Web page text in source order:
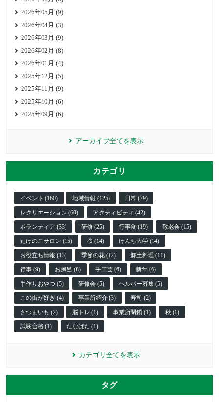
2026年05月 (9)
2026年04月 (3)
2026年03月 (9)
2026年02月 (8)
2026年01月 (4)
2025年12月 (5)
2025年11月 (9)
2025年10月 (6)
2025年09月 (6)
アーカイブ全てを表示
カテゴリ
イベント (160) 地域情報 (125) 日常 (79)
レクリエーション (60) アクティビティ (42)
ボランティア (33) 研修 (25) 行事食 (19) 敬老会 (15)
たけのこサロン (15) 桜 (14) けんち大学 (14)
お役立ち情報 (13) 季節の花 (12) 郷土料理 (11)
行事 (9) お風呂 (8) 手工芸 (6) 新年 (6)
手作りおやつ (5) 研修会 (5) ヘルパー募集 (5)
この街が好き (4) 事業所紹介 (3) 寿司 (2)
さつまいも (2) 脳トレ (1) 事業所閉鎖 (1) 秋 (1)
試験合格 (1) たなばた (1)
カテゴリ全てを表示
タグ